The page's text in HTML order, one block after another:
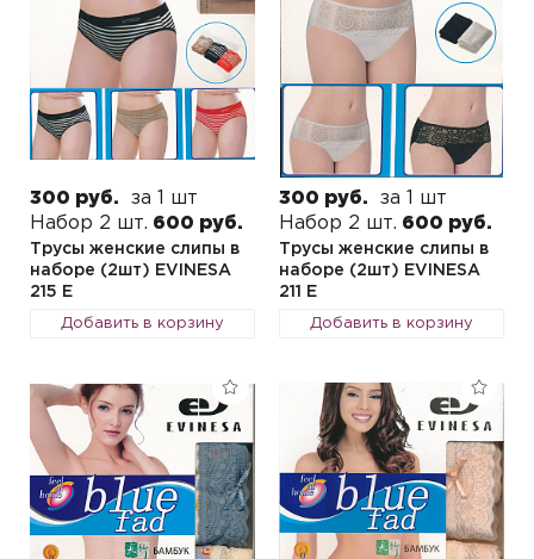
300 руб.
за 1 шт
Набор 2 шт. 600 руб.
Трусы женские слипы в
наборе (2шт) EVINESA
215 E
Добавить в корзину
300 руб.
за 1 шт
Набор 2 шт. 600 руб.
Трусы женские слипы в
наборе (2шт) EVINESA
211 E
Добавить в корзину